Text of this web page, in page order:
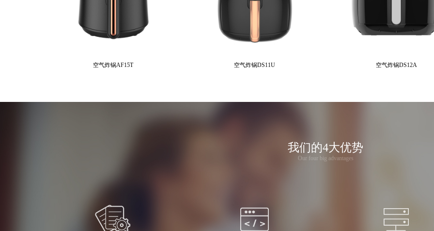
空气炸锅AF15T 空气炸锅DS11U 空气炸锅DS12A
我们的4大优势
Our four big advantages